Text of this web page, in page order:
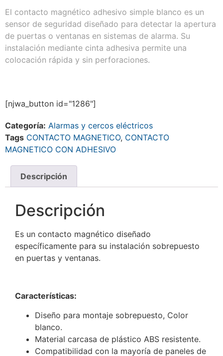
El contacto magnético adhesivo simple blanco es un
sensor de seguridad diseñado para detectar la apertura
de puertas o ventanas en sistemas de alarma. Su
instalación mediante cinta adhesiva permite una
colocación rápida y sin perforaciones.
[njwa_button id="1286"]
Categoría: Alarmas y cercos eléctricos
Tags CONTACTO MAGNETICO, CONTACTO
MAGNETICO CON ADHESIVO
Descripción
Descripción
Es un contacto magnético diseñado
específicamente para su instalación sobrepuesto
en puertas y ventanas.
Características:
Diseño para montaje sobrepuesto, Color
blanco.
Material carcasa de plástico ABS resistente.
Compatibilidad con la mayoría de paneles de